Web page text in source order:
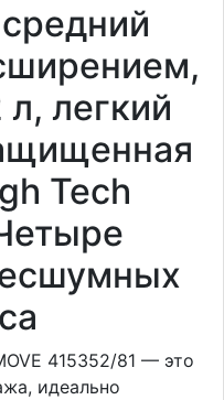
легкий
Tech
415352/81 — это
идеально